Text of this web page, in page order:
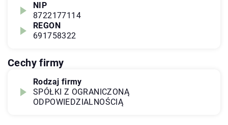
NIP
8722177114
REGON
691758322
Cechy firmy
Rodzaj firmy
SPÓŁKI Z OGRANICZONĄ
ODPOWIEDZIALNOŚCIĄ